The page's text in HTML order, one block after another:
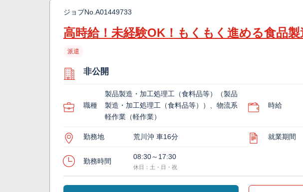
ジョブNo. A01449733
高時給！未経験OK！もくもく進める食品
派遣
非公開
職種
製品製造・加工処理工（食料品等）（製品
製造・加工処理工（食料品等））、物流系
軽作業（軽作業）
時給
勤務地 荒川沖 車16分 就業期間
勤務時間
08:30～17:30
休日：土・日・祝